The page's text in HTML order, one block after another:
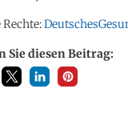
Rechte:
Sie diesen Beitrag: